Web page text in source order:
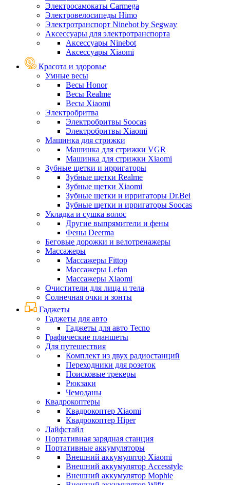
Электросамокаты Carmega
Электровелосипеды Himo
Электротранспорт Ninebot by Segway
Аксессуары для электротранспорта
Аксессуары Ninebot
Аксессуары Xiaomi
Красота и здоровье
Умные весы
Весы Honor
Весы Realme
Весы Xiaomi
Электробритва
Электробритвы Soocas
Электробритвы Xiaomi
Машинка для стрижки
Машинка для стрижки VGR
Машинка для стрижки Xiaomi
Зубные щетки и ирригаторы
Зубные щетки Realme
Зубные щетки Xiaomi
Зубные щетки и ирригаторы Dr.Bei
Зубные щетки и ирригаторы Soocas
Укладка и сушка волос
Другие выпрямители и фены
Фены Deerma
Беговые дорожки и велотренажеры
Массажеры
Массажеры Fittop
Массажеры Lefan
Массажеры Xiaomi
Очистители для лица и тела
Солнечная очки и зонты
Гаджеты
Гаджеты для авто
Гаджеты для авто Tecno
Графические планшеты
Для путешествия
Комплект из двух радиостанций
Переходники для розеток
Поисковые трекеры
Рюкзаки
Чемоданы
Квадрокоптеры
Квадрокоптер Xiaomi
Квадрокоптер Hiper
Лайфстайл
Портативная зарядная станция
Портативные аккумуляторы
Внешний аккумулятор Xiaomi
Внешний аккумулятор Accesstyle
Внешний аккумулятор Mophie